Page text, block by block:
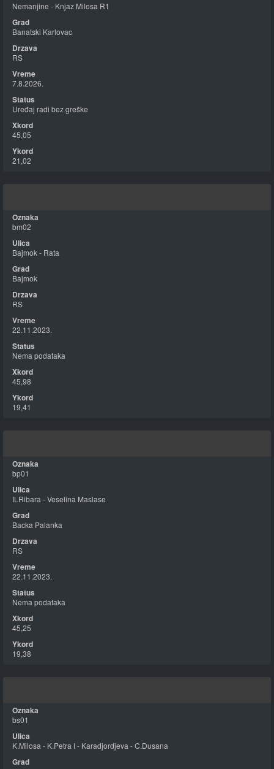
Nemanjine - Knjaz Milosa R1
Banatski Karlovac
RS
7.8.2026.
Uređaj radi bez greške
45,05
21,02
bm02
Bajmok - Rata
Bajmok
RS
22.11.2023.
Nema podataka
45,98
19,41
bp01
ILRibara - Veselina Maslase
Backa Palanka
RS
22.11.2023.
Nema podataka
45,25
19,38
bs01
K.Milosa - K.Petra I - Karadjordjeva - C.Dusana